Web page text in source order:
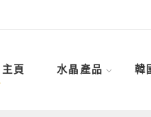
主頁 水晶產品 韓